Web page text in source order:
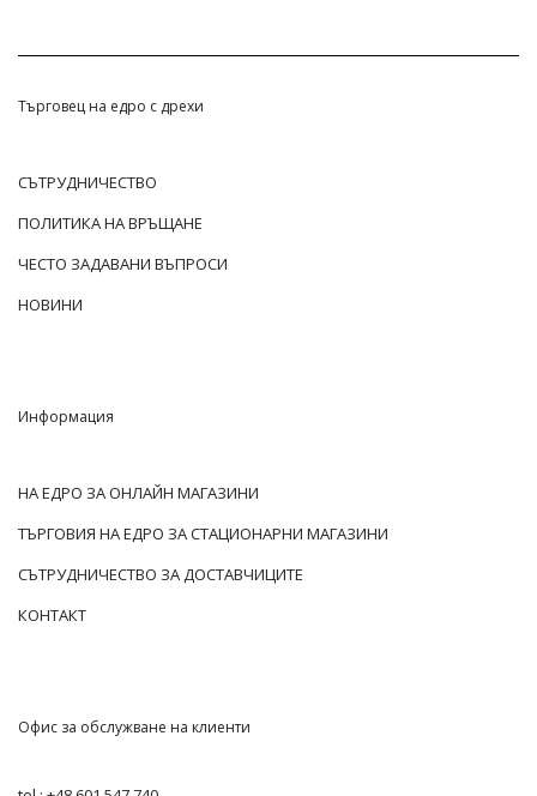
Търговец на едро с дрехи
СЪТРУДНИЧЕСТВО
ПОЛИТИКА НА ВРЪЩАНЕ
ЧЕСТО ЗАДАВАНИ ВЪПРОСИ
НОВИНИ
Информация
НА ЕДРО ЗА ОНЛАЙН МАГАЗИНИ
ТЪРГОВИЯ НА ЕДРО ЗА СТАЦИОНАРНИ МАГАЗИНИ
СЪТРУДНИЧЕСТВО ЗА ДОСТАВЧИЦИТЕ
КОНТАКТ
Офис за обслужване на клиенти